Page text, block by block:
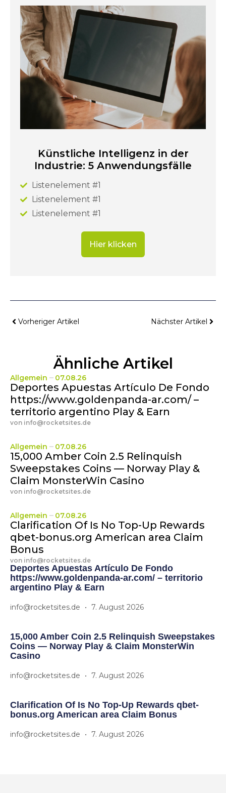
Künstliche Intelligenz in der
Industrie: 5 Anwendungsfälle
Listenelement #1
Listenelement #1
Listenelement #1
Hier klicken
Vorheriger Artikel Nächster Artikel
Ähnliche Artikel
Allgemein 07.08.26
Deportes Apuestas Artículo De Fondo
https://www.goldenpanda-ar.com/ –
territorio argentino Play & Earn
von info@rocketsites.de
Allgemein 07.08.26
15,000 Amber Coin 2.5 Relinquish
Sweepstakes Coins — Norway Play &
Claim MonsterWin Casino
von info@rocketsites.de
Allgemein 07.08.26
Clarification Of Is No Top-Up Rewards
qbet-bonus.org American area Claim
Bonus
von info@rocketsites.de
Deportes Apuestas Artículo De Fondo
https://www.goldenpanda-ar.com/ – territorio
argentino Play & Earn
info@rocketsites.de 7. August 2026
15,000 Amber Coin 2.5 Relinquish Sweepstakes
Coins — Norway Play & Claim MonsterWin
Casino
info@rocketsites.de 7. August 2026
Clarification Of Is No Top-Up Rewards qbet-
bonus.org American area Claim Bonus
info@rocketsites.de 7. August 2026